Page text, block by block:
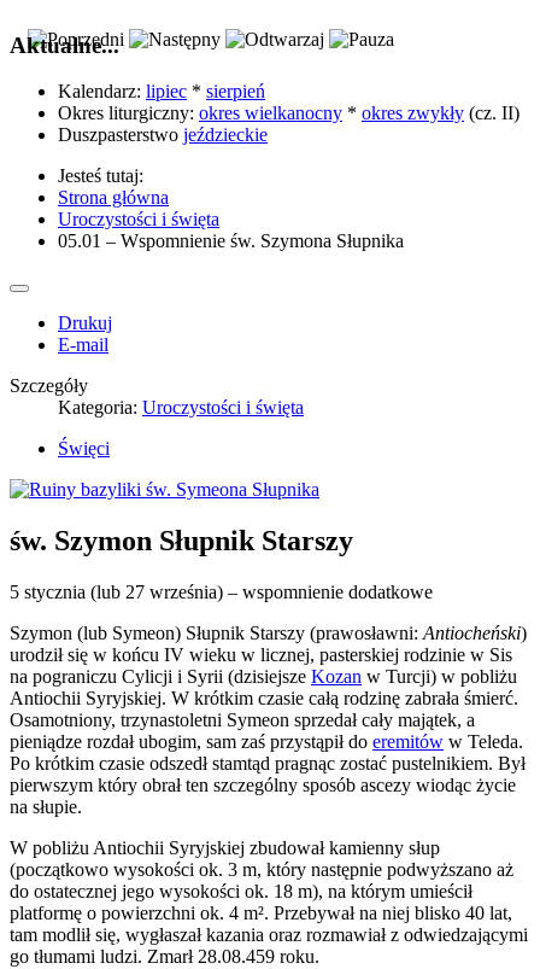
Aktualne...
Kalendarz: lipiec * sierpień
Okres liturgiczny: okres wielkanocny * okres zwykły (cz. II)
Duszpasterstwo jeździeckie
Jesteś tutaj:
Strona główna
Uroczystości i święta
05.01 – Wspomnienie św. Szymona Słupnika
Drukuj
E-mail
Szczegóły
Kategoria: Uroczystości i święta
Święci
św. Szymon Słupnik Starszy
5 stycznia (lub 27 września) – wspomnienie dodatkowe
Szymon (lub Symeon) Słupnik Starszy (prawosławni: Antiocheński)
urodził się w końcu IV wieku w licznej, pasterskiej rodzinie w Sis
na pograniczu Cylicji i Syrii (dzisiejsze Kozan w Turcji) w pobliżu
Antiochii Syryjskiej. W krótkim czasie całą rodzinę zabrała śmierć.
Osamotniony, trzynastoletni Symeon sprzedał cały majątek, a
pieniądze rozdał ubogim, sam zaś przystąpił do eremitów w Teleda.
Po krótkim czasie odszedł stamtąd pragnąc zostać pustelnikiem. Był
pierwszym który obrał ten szczególny sposób ascezy wiodąc życie
na słupie.
W pobliżu Antiochii Syryjskiej zbudował kamienny słup
(początkowo wysokości ok. 3 m, który następnie podwyższano aż
do ostatecznej jego wysokości ok. 18 m), na którym umieścił
platformę o powierzchni ok. 4 m². Przebywał na niej blisko 40 lat,
tam modlił się, wygłaszał kazania oraz rozmawiał z odwiedzającymi
go tłumami ludzi. Zmarł 28.08.459 roku.